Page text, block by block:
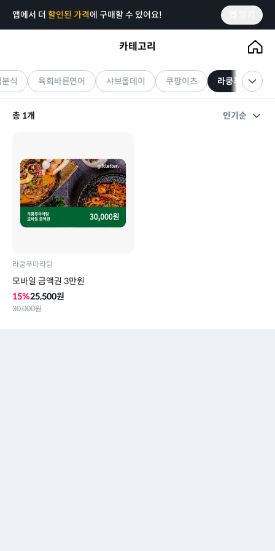
앱에서 더 할인된 가격에 구매할 수 있어요!
카테고리
라쿵푸마라탕기프티콘
식 육회바른연어 샤브올데이 쿠팡이츠 라쿵푸마라탕
총 1개 인기순
라쿵푸마라탕
모바일 금액권 3만원
15%25,500원
30,000원